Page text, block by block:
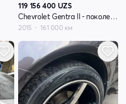
119 156 400 UZS
Chevrolet Gentra II - поколение
2015 161 000 км